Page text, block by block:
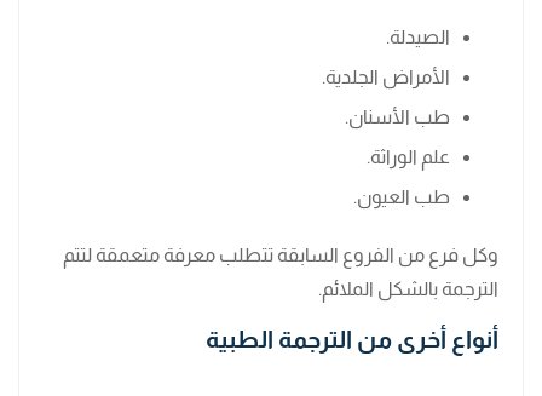
الصيدلة.
الأمراض الجلدية.
طب الأسنان.
علم الوراثة.
طب العيون.
وكل فرع من الفروع السابقة تتطلب معرفة متعمقة لتتم
الترجمة بالشكل الملائم.
أنواع أخرى من الترجمة الطبية